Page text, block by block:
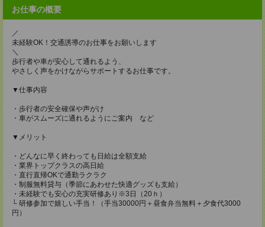
お仕事の概要
／
未経験OK！交通誘導のお仕事をお願いします
＼
歩行者や車が安心して通れるよう、
やさしく声をかけながらサポートするお仕事です。
▼仕事内容
・歩行者の安全確保や声がけ
・車がスムーズに通れるようにご案内 など
▼メリット
・どんなに早く終わっても日給は全額支給
・業界トップクラスの高日給
・直行直帰OKで通勤ラクラク
・制服無料貸与（季節にあわせた快適グッズも支給）
・未経験でも安心の充実研修あり※3日（20ｈ）
└ 研修参加で嬉しい手当！（手当30000円＋昼食弁当無料＋夕食代3000
円）